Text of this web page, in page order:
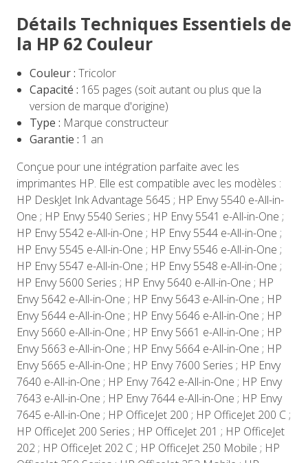
Détails Techniques Essentiels de
la HP 62 Couleur
Couleur : Tricolor
Capacité : 165 pages (soit autant ou plus que la
version de marque d'origine)
Type : Marque constructeur
Garantie : 1 an
Conçue pour une intégration parfaite avec les
imprimantes HP. Elle est compatible avec les modèles :
HP DeskJet Ink Advantage 5645 ; HP Envy 5540 e-All-in-
One ; HP Envy 5540 Series ; HP Envy 5541 e-All-in-One ;
HP Envy 5542 e-All-in-One ; HP Envy 5544 e-All-in-One ;
HP Envy 5545 e-All-in-One ; HP Envy 5546 e-All-in-One ;
HP Envy 5547 e-All-in-One ; HP Envy 5548 e-All-in-One ;
HP Envy 5600 Series ; HP Envy 5640 e-All-in-One ; HP
Envy 5642 e-All-in-One ; HP Envy 5643 e-All-in-One ; HP
Envy 5644 e-All-in-One ; HP Envy 5646 e-All-in-One ; HP
Envy 5660 e-All-in-One ; HP Envy 5661 e-All-in-One ; HP
Envy 5663 e-All-in-One ; HP Envy 5664 e-All-in-One ; HP
Envy 5665 e-All-in-One ; HP Envy 7600 Series ; HP Envy
7640 e-All-in-One ; HP Envy 7642 e-All-in-One ; HP Envy
7643 e-All-in-One ; HP Envy 7644 e-All-in-One ; HP Envy
7645 e-All-in-One ; HP OfficeJet 200 ; HP OfficeJet 200 C ;
HP OfficeJet 200 Series ; HP OfficeJet 201 ; HP OfficeJet
202 ; HP OfficeJet 202 C ; HP OfficeJet 250 Mobile ; HP